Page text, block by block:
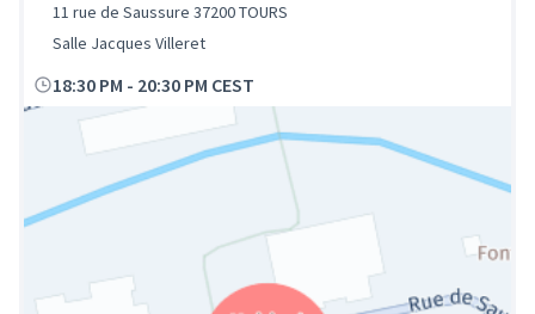
11 rue de Saussure 37200 TOURS
Salle Jacques Villeret
18:30 PM - 20:30 PM CEST